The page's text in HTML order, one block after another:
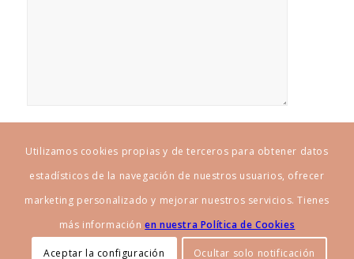
Utilizamos cookies propias y de terceros para obtener datos
estadísticos de la navegación de nuestros usuarios, ofrecer
marketing personalizado y mejorar nuestros servicios. Tienes
más informaciónen nuestra Política de Cookies
Aceptar la configuración Ocultar solo notificación